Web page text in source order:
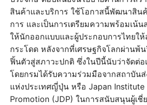
สินค้าและบริการ ใช้โอกาสนี้พัฒนาสิน
การ และเป็นการเตรียมความพร้อมเน้น
ให้นักออกแบบและผู้ประกอบการไทยใ
กระโดด หลังจากที่เศรษฐกิจโลกผ่านพ้
ฟิ้นตัวสู่สภาวะปกติ ซึ่งในปีนี้นับว่าจัดต่อ
โดยกรมได้รับความร่วมมือจากสถาบัน
แห่งประเทศญี่ปุ่น หรือ Japan Institute
Promotion (JDP) ในการสนับสนุนผู้เชี่